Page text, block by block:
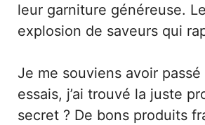
leur garniture généreuse.
explosion de saveurs qui
Je me souviens avoir
essais, j’ai trouvé la juste
secret ? De bons produits